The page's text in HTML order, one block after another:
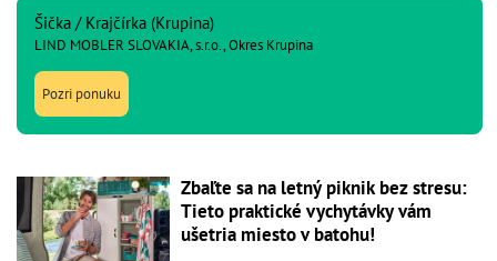
Šička / Krajčírka (Krupina)
LIND MOBLER SLOVAKIA, s.r.o., Okres Krupina
Pozri ponuku
Zbaľte sa na letný piknik bez stresu:
Tieto praktické vychytávky vám
ušetria miesto v batohu!